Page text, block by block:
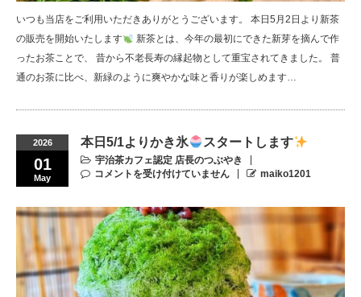
いつも当店をご利用いただきありがとうございます。 本日5月2日より新茶
の販売を開始いたします
新茶とは、今年の最初にできた新芽を摘んで作
ったお茶ことで、 昔から不老長寿の縁起物として重宝されてきました。 普
通のお茶に比べ、新緑のように爽やかな味と香りが楽しめます…
2026
01
May
本日5/1よりかき氷 スタートします
宇治茶カフェ認定 店長のつぶやき
コメントを受け付けていません
maiko1201